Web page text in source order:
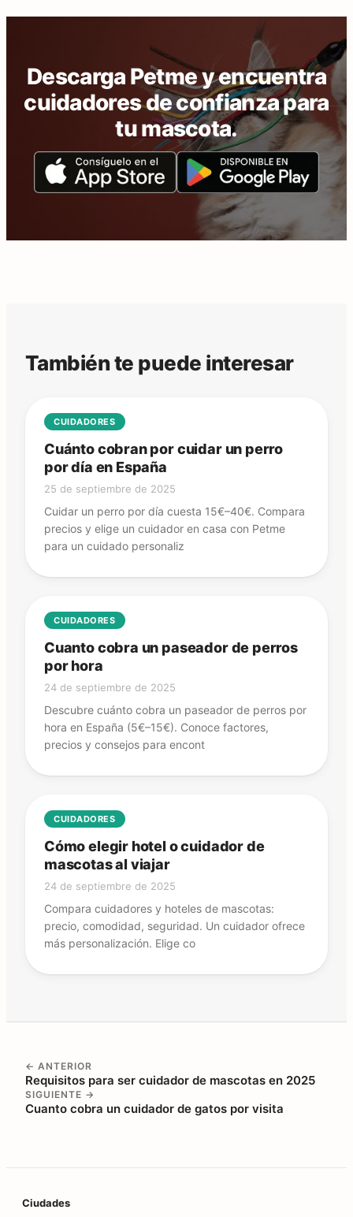
Descarga Petme y encuentra
cuidadores de confianza para
tu mascota.
También te puede interesar
CUIDADORES
Cuánto cobran por cuidar un perro
por día en España
25 de septiembre de 2025
Cuidar un perro por día cuesta 15€–40€. Compara
precios y elige un cuidador en casa con Petme
para un cuidado personaliz
CUIDADORES
Cuanto cobra un paseador de perros
por hora
24 de septiembre de 2025
Descubre cuánto cobra un paseador de perros por
hora en España (5€–15€). Conoce factores,
precios y consejos para encont
CUIDADORES
Cómo elegir hotel o cuidador de
mascotas al viajar
24 de septiembre de 2025
Compara cuidadores y hoteles de mascotas:
precio, comodidad, seguridad. Un cuidador ofrece
más personalización. Elige co
← ANTERIOR
Requisitos para ser cuidador de mascotas en 2025
SIGUIENTE →
Cuanto cobra un cuidador de gatos por visita
Pie de página
Ciudades